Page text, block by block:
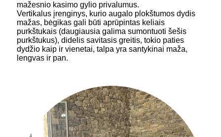
mažesnio kasimo gylio privalumus.
Vertikalus įrenginys, kurio augalo plokštumos dydis
mažas, bėgikas gali būti aprūpintas keliais
purkštukais (daugiausia galima sumontuoti šešis
purkštukus), didelis savitasis greitis, tokio paties
dydžio kaip ir vienetai, talpa yra santykinai maža,
lengvas ir pan.